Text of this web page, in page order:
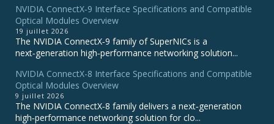
NVIDIA ConnectX‑9 Interface Specifications and Compatible
Optical Modules Overview
19 juillet 2026
The NVIDIA ConnectX‑9 family of SuperNICs is a
next‑generation high‑performance networking solution...
NVIDIA ConnectX-8 Interface Specifications and Compatible
Optical Modules Overview
9 juillet 2026
The NVIDIA ConnectX‑8 family delivers a next‑generation
high‑performance networking solution for clo...